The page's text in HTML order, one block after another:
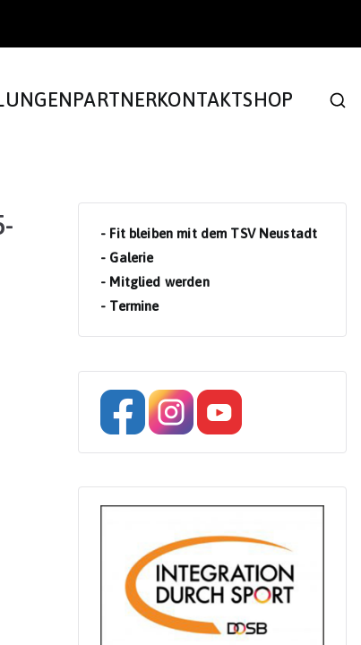
PARTNERKONTAKTSHOP
- Fit bleiben mit dem TSV Neustadt
- Galerie
- Mitglied werden
- Termine